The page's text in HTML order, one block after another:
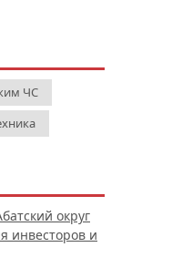
ЧС
округ
инвесторов и